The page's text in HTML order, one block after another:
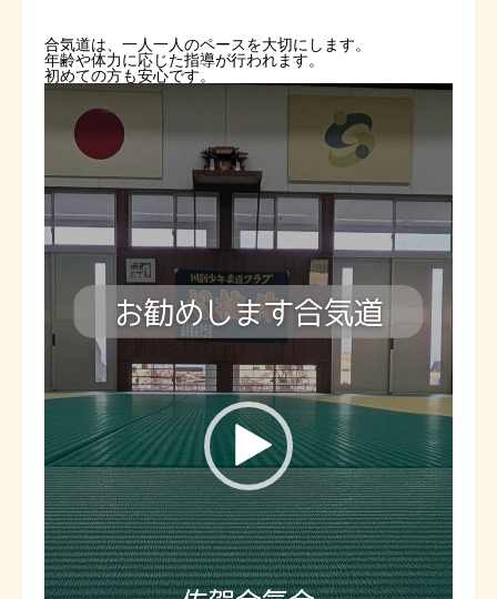
合気道は、一人一人のペースを大切にします。
年齢や体力に応じた指導が行われます。
初めての方も安心です。
ー